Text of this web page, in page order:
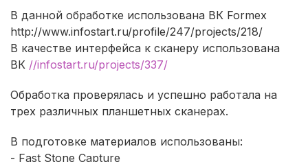
В данной обработке использована ВК Formex
http://www.infostart.ru/profile/247/projects/218/
В качестве интерфейса к сканеру использована
ВК //infostart.ru/projects/337/
Обработка проверялась и успешно работала на
трех различных планшетных сканерах.
В подготовке материалов использованы:
- Fast Stone Capture